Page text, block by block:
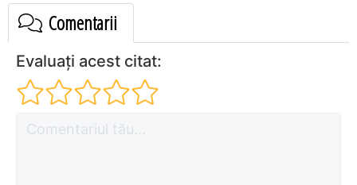
Comentarii
Evaluați acest citat: